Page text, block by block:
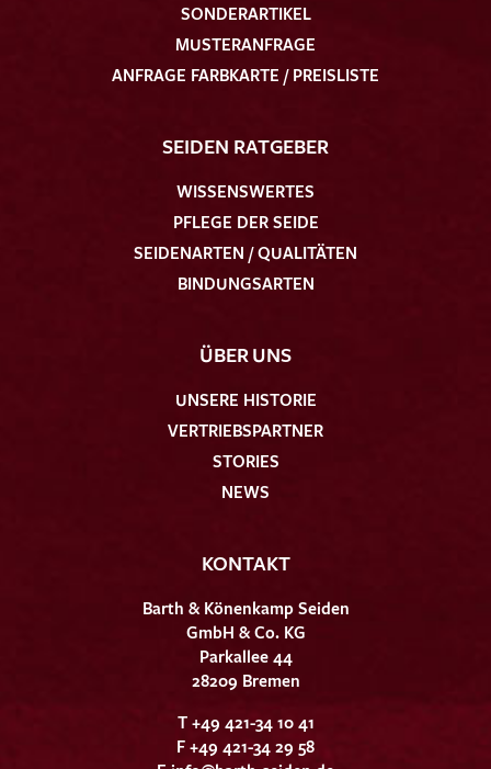
SONDERARTIKEL
MUSTERANFRAGE
ANFRAGE FARBKARTE / PREISLISTE
SEIDEN RATGEBER
WISSENSWERTES
PFLEGE DER SEIDE
SEIDENARTEN / QUALITÄTEN
BINDUNGSARTEN
ÜBER UNS
UNSERE HISTORIE
VERTRIEBSPARTNER
STORIES
NEWS
KONTAKT
Barth & Könenkamp Seiden
GmbH & Co. KG
Parkallee 44
28209 Bremen
T +49 421-34 10 41
F +49 421-34 29 58